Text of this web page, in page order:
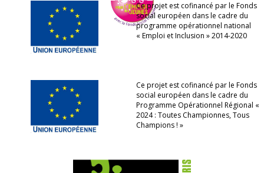
Ce projet est cofinancé par le Fonds
social européen dans le cadre du
programme opérationnel national
« Emploi et Inclusion » 2014-2020
Ce projet est cofinancé par le Fonds
social européen dans le cadre du
Programme Opérationnel Régional «
2024 : Toutes Championnes, Tous
Champions ! »